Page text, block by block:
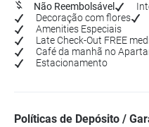
Não Reembolsável
Decoração com flores
Amenities Especiais
Late Check-Out FREE
Café da manhã no
Estacionamento
Políticas de Depósito /